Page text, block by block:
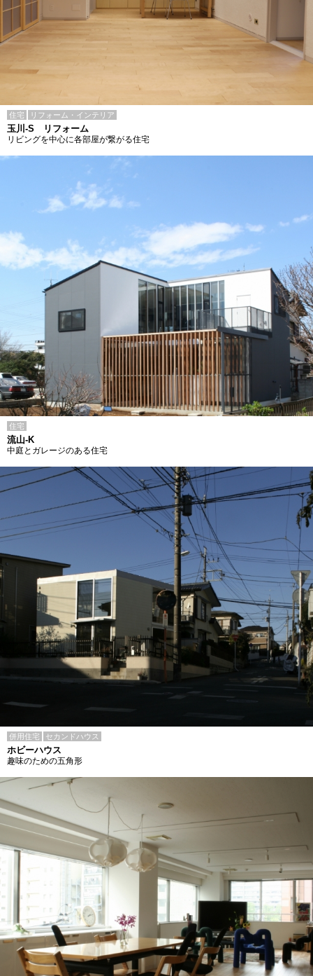
住宅 リフォーム・インテリア
玉川-S リフォーム
リビングを中心に各部屋が繋がる住宅
住宅
流山-K
中庭とガレージのある住宅
併用住宅 セカンドハウス
ホビーハウス
趣味のための五角形